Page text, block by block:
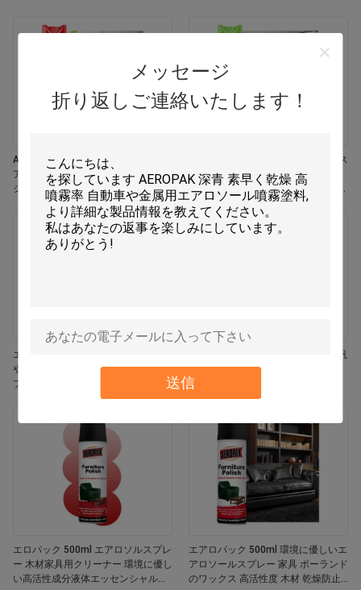
メッセージ
折り返しご連絡いたします！
送信
Aeropak 330ml エコフレンドリー エ
アロソール ローズ 香り エアフレッ
シャー スプレー 家と車の室内使用
Aeropak 330ml エアロソール ジャス
ミン香り 効果的臭いを消す 耐久性
エコフレンドリー ペット用 子供用
空気フレッシャー
エロパック 330ml エアロゾール 鮮
やかなジャスミン フレグランス エア
フレッシャー スプレー
エアロパック 500ml 環境に優しい汎
用キッチンオーブン 炊飯器 多面性
残留物なし 迅速乾燥クリーニングス
プレー
エロパック 500ml エアロソルスプレ
ー 木材家具用クリーナー 環境に優し
い高活性成分液体エッセンシャルオ
エアロパック 500ml 環境に優しいエ
アロソールスプレー 家具 ポーランド
のワックス 高活性度 木材 乾燥防止